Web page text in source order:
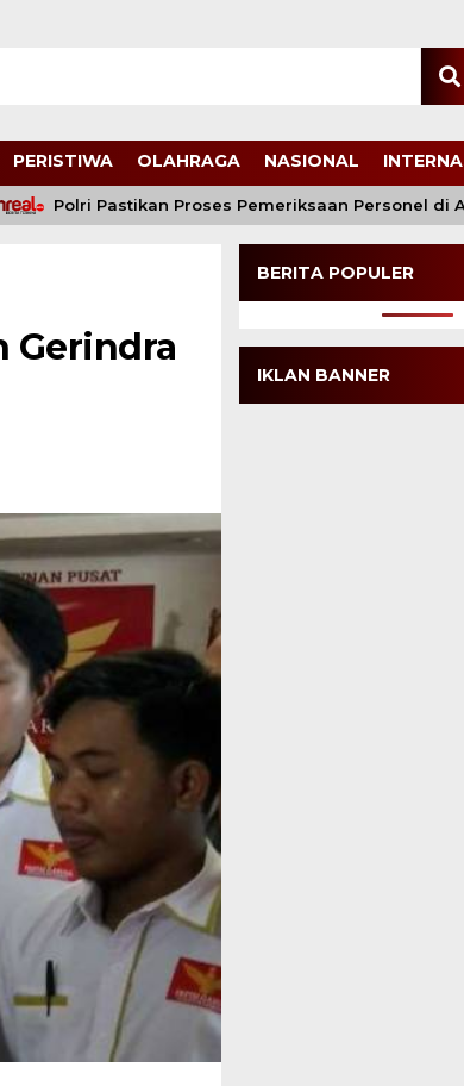
PERISTIWA OLAHRAGA NASIONAL
Polri Pastikan Proses Pemeriksaan Personel di
Gerindra
BERITA POPULER
IKLAN BANNER